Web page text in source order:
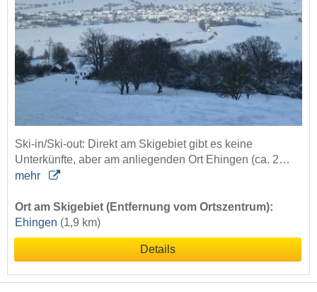
Ski-in/Ski-out: Direkt am Skigebiet gibt es keine
Unterkünfte, aber am anliegenden Ort Ehingen (ca. 2…
mehr
Ort am Skigebiet (Entfernung vom Ortszentrum):
Ehingen (1,9 km)
Details